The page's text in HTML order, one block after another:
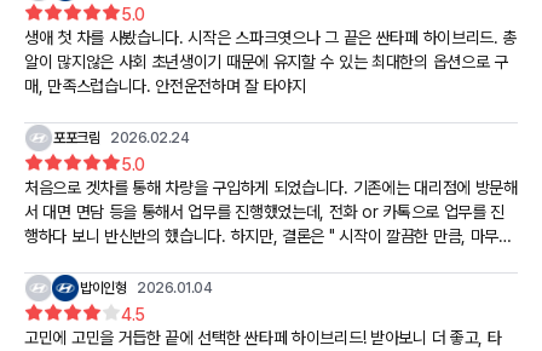
5.0
생애 첫 차를 사봤습니다. 시작은 스파크엿으나 그 끝은 싼타페 하이브리드. 총
알이 많지않은 사회 초년생이기 때문에 유지할 수 있는 최대한의 옵션으로 구
매, 만족스럽습니다. 안전운전하며 잘 타야지
포포크림 2026.02.24
5.0
처음으로 겟차를 통해 차량을 구입하게 되었습니다. 기존에는 대리점에 방문해
서 대면 면담 등을 통해서 업무를 진행했었는데, 전화 or 카톡으로 업무를 진
행하다 보니 반신반의 했습니다. 하지만, 결론은 " 시작이 깔끔한 만큼, 마무리
밥이인형 2026.01.04
4.5
고민에 고민을 거듭한 끝에 선택한 싼타페 하이브리드! 받아보니 더 좋고, 타